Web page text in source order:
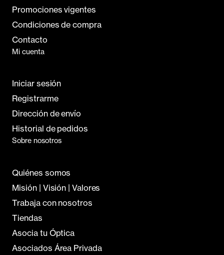
Promociones vigentes
Condiciones de compra
Contacto
Mi cuenta
Iniciar sesión
Registrarme
Dirección de envío
Historial de pedidos
Sobre nosotros
Quiénes somos
Misión | Visión | Valores
Trabaja con nosotros
Tiendas
Asocia tu Óptica
Asociados Área Privada